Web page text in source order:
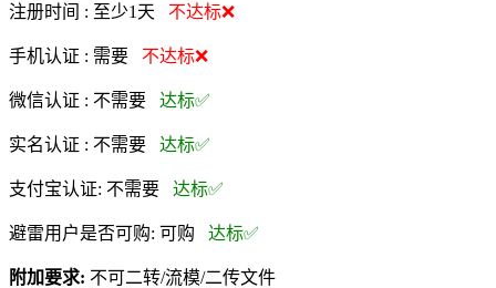
注册时间 : 至少1天 不达标❌
手机认证 : 需要 不达标❌
微信认证 : 不需要 达标✅
实名认证 : 不需要 达标✅
支付宝认证: 不需要 达标✅
避雷用户是否可购: 可购 达标✅
附加要求: 不可二转/流模/二传文件